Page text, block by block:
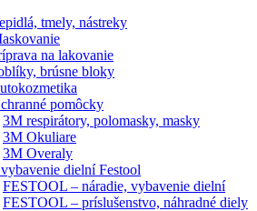
tmely, nástreky
na lakovanie
brúsne bloky
pomôcky
3M respirátory, polomasky, masky
3M Okuliare
3M Overaly
dielní Festool
FESTOOL – náradie, vybavenie dielní
FESTOOL – príslušenstvo, náhradné diely